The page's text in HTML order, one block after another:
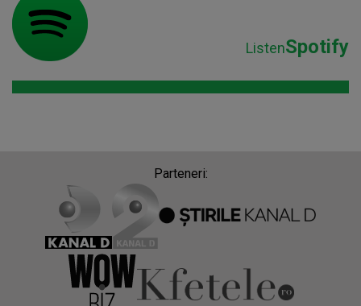
ListenSpotify
Parteneri: